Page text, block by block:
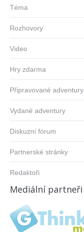
Téma
Rozhovory
Video
Hry zdarma
Připravované adventury
Vydané adventury
Diskuzní fórum
Partnerské stránky
Redaktoři
Mediální partneři